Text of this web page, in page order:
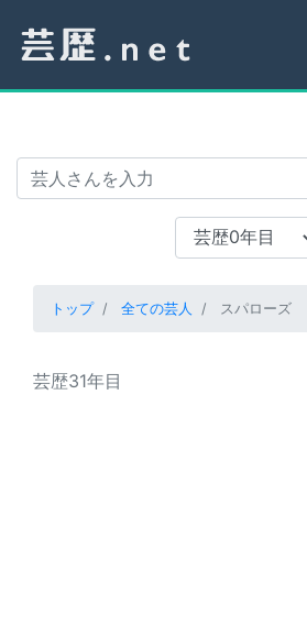
トップ 全ての芸人 スパローズ
芸歴31年目